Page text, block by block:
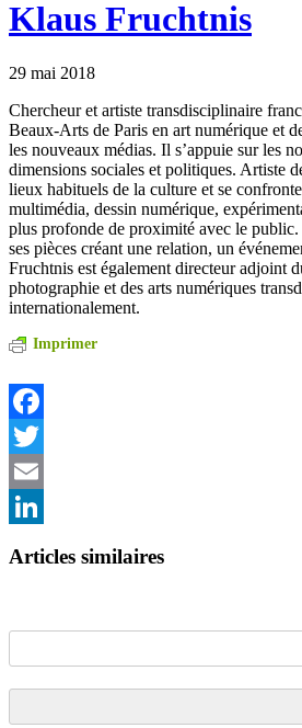
Klaus Fruchtnis
29 mai 2018
Chercheur et artiste transdisciplinaire
Beaux-Arts de Paris en art numérique et
les nouveaux médias. Il s’appuie sur les
dimensions sociales et politiques. Artiste
lieux habituels de la culture et se
multimédia, dessin numérique,
plus profonde de proximité avec le
ses pièces créant une relation, un
Fruchtnis est également directeur adjoint
photographie et des arts numériques
internationalement.
Imprimer
Facebook
Twitter
Email
Articles similaires